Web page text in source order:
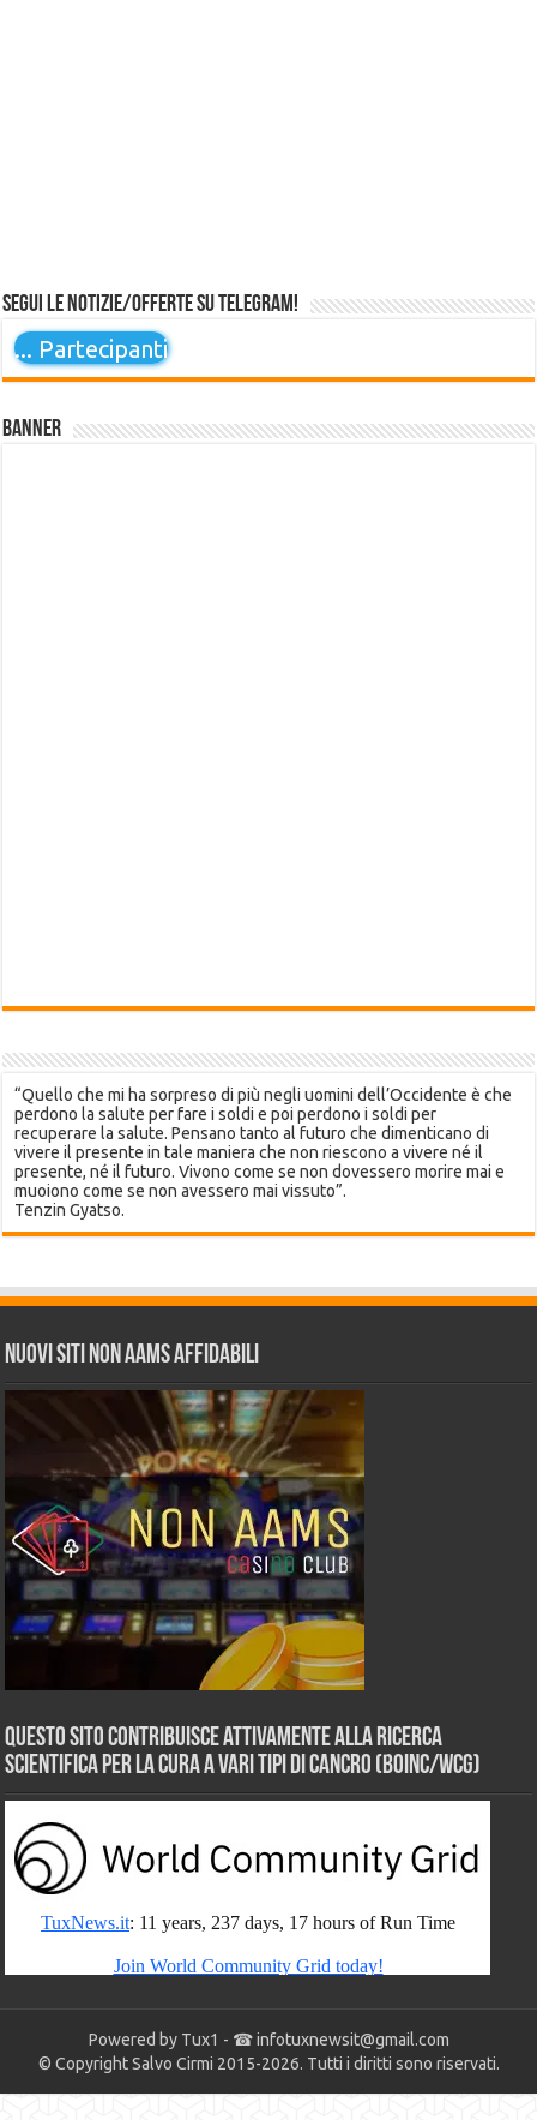
Segui le notizie/offerte su Telegram!
... Partecipanti
Banner
“Quello che mi ha sorpreso di più negli uomini dell’Occidente è che
perdono la salute per fare i soldi e poi perdono i soldi per
recuperare la salute. Pensano tanto al futuro che dimenticano di
vivere il presente in tale maniera che non riescono a vivere né il
presente, né il futuro. Vivono come se non dovessero morire mai e
muoiono come se non avessero mai vissuto”.
Tenzin Gyatso.
Nuovi siti non AAMS affidabili
Questo sito contribuisce attivamente alla ricerca
scientifica per la cura a vari tipi di Cancro (BOINC/WCG)
Powered by Tux1 - ☎infotuxnewsit@gmail.com
© Copyright Salvo Cirmi 2015-2026. Tutti i diritti sono riservati.